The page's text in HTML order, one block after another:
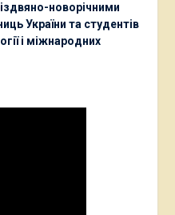
новорічними
України та студентів
і міжнародних